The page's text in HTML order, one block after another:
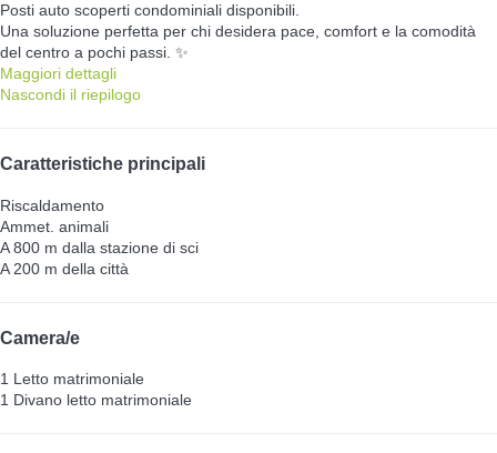
Posti auto scoperti condominiali disponibili.
Una soluzione perfetta per chi desidera pace, comfort e la comodità
del centro a pochi passi. ✨
Maggiori dettagli
Nascondi il riepilogo
Caratteristiche principali
Riscaldamento
Ammet. animali
A 800 m dalla stazione di sci
A 200 m della città
Camera/e
1 Letto matrimoniale
1 Divano letto matrimoniale